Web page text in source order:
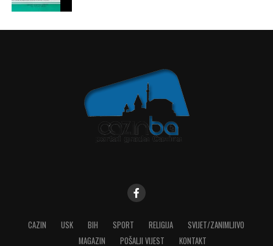
CAZIN USK BIH SPORT RELIGIJA
SVIJET/ZANIMLJIVO
MAGAZIN
POŠALJI VIJEST KONTAKT